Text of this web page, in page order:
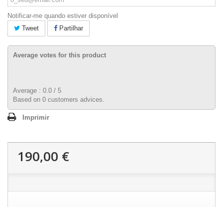
Notificar-me quando estiver disponível
Tweet
Partilhar
Average votes for this product
Average : 0.0 / 5
Based on 0 customers advices.
Imprimir
190,00 €